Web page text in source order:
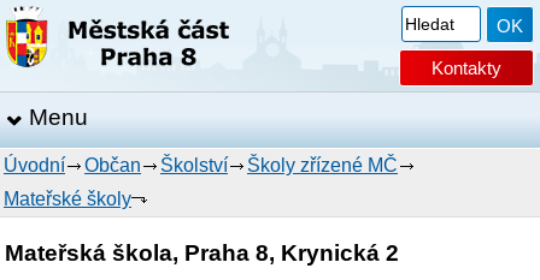
Kontakty
Menu
Úvodní Občan Školství
Školy zřízené MČ
Mateřské školy
Mateřská škola, Praha 8, Krynická 2